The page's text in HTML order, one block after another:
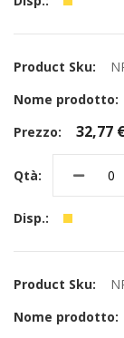
32,77